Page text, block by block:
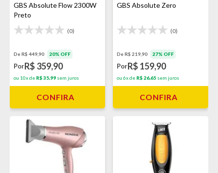
GBS Absolute Flow 2300W
Preto
(0)
De R$ 449,90 20% OFF
PorR$ 359,90
ou 10x de R$ 35,99 sem juros
CONFIRA
GBS Absolute Zero
(0)
De R$ 219,90 27% OFF
PorR$ 159,90
ou 6x de R$ 26,65 sem juros
CONFIRA